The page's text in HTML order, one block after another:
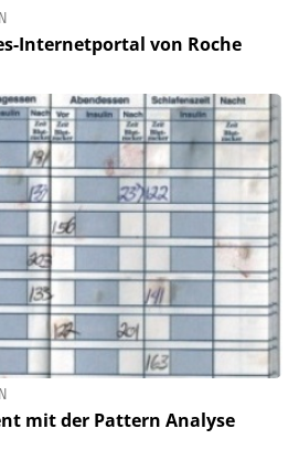
Internetportal von Roche
mit der Pattern Analyse